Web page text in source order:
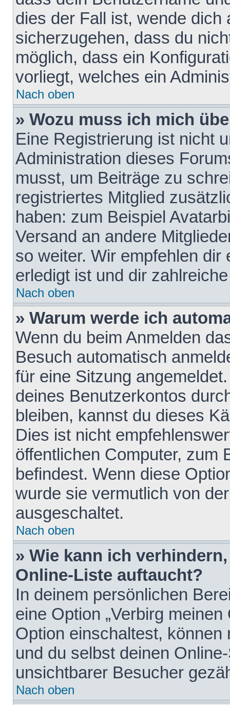
dies der Fall ist, wende dich
sicherzugehen, dass du
möglich, dass ein
vorliegt, welches ein
Nach oben
» Wozu muss ich mich
Eine Registrierung ist nicht
Administration dieses
musst, um Beiträge zu
registriertes Mitglied
haben: zum Beispiel
Versand an andere
so weiter. Wir empfehlen
erledigt ist und dir
Nach oben
» Warum werde ich
Wenn du beim Anmelden
Besuch automatisch
für eine Sitzung
deines Benutzerkontos
bleiben, kannst du dieses
Dies ist nicht
öffentlichen Computer, zum
befindest. Wenn diese
wurde sie vermutlich von
ausgeschaltet.
Nach oben
» Wie kann ich
Online-Liste auftaucht?
In deinem persönlichen
eine Option „Verbirg
Option einschaltest,
und du selbst deinen
unsichtbarer Besucher
Nach oben